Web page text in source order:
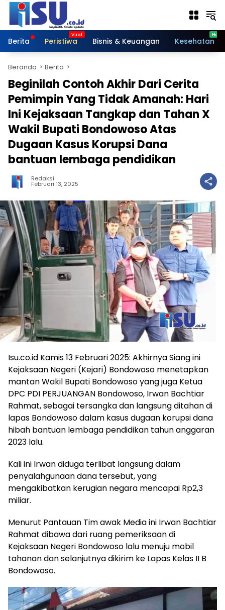
Langsung
konten
Berita
Peristiwa Bisnis & Keuangan Kesehatan
Beranda Berita
Beginilah Contoh Akhir Dari Cerita
Pemimpin Yang Tidak Amanah: Hari
Ini Kejaksaan Tangkap dan Tahan X
Wakil Bupati Bondowoso Atas
Dugaan Kasus Korupsi Dana
bantuan lembaga pendidikan
Redaksi
Februari 13, 2025
Isu.co.id Kamis 13 Februari 2025: Akhirnya Siang ini
Kejaksaan Negeri (Kejari) Bondowoso menetapkan
mantan Wakil Bupati Bondowoso yang juga Ketua
DPC PDI PERJUANGAN Bondowoso, Irwan Bachtiar
Rahmat, sebagai tersangka dan langsung ditahan di
lapas Bondowoso dalam kasus dugaan korupsi dana
hibah bantuan lembaga pendidikan tahun anggaran
2023 lalu.
Kali ini Irwan diduga terlibat langsung dalam
penyalahgunaan dana tersebut, yang
mengakibatkan kerugian negara mencapai Rp2,3
miliar.
Menurut Pantauan Tim awak Media ini Irwan Bachtiar
Rahmat dibawa dari ruang pemeriksaan di
Kejaksaan Negeri Bondowoso lalu menuju mobil
tahanan dan selanjutnya dikirim ke Lapas Kelas II B
Bondowoso.